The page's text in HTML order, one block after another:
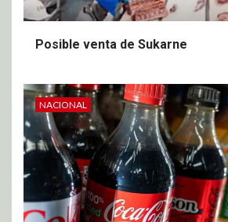
Posible venta de Sukarne
NACIONAL